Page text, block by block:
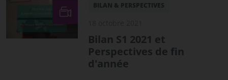
BILAN & PERSPECTIVES
Bilan S1 2021 et
Perspectives de fin
d'année